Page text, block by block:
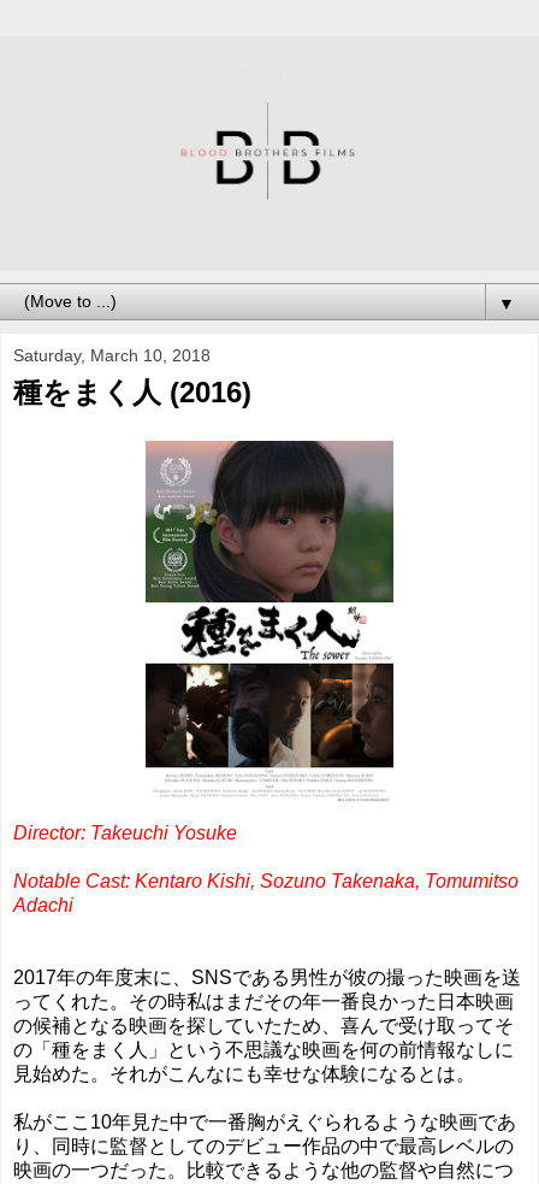
▼
Saturday, March 10, 2018
種をまく人 (2016)
Director: Takeuchi Yosuke
Notable Cast: Kentaro Kishi, Sozuno Takenaka, Tomumitso
Adachi
2017年の年度末に、SNSである男性が彼の撮った映画を送
ってくれた。その時私はまだその年一番良かった日本映画
の候補となる映画を探していたため、喜んで受け取ってそ
の「種をまく人」という不思議な映画を何の前情報なしに
見始めた。それがこんなにも幸せな体験になるとは。
私がここ10年見た中で一番胸がえぐられるような映画であ
り、同時に監督としてのデビュー作品の中で最高レベルの
映画の一つだった。比較できるような他の監督や自然につ